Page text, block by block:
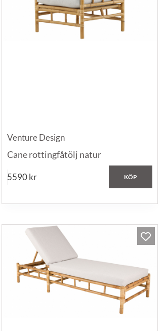
Venture Design
Cane rottingfåtölj natur
5590kr KÖP